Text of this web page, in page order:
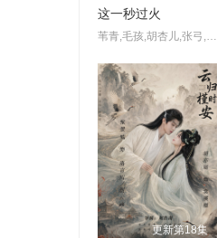
这一秒过火
苇青,毛孩,胡杏儿,张弓,吴莫愁,沙宝亮,王楚然,付辛博,斓曦,金俊秀,康可人,刘令姿,张凌赫,陈欣予,鹿骐,徐振轩,陈东阳,鹤秋,黄博远,王籽苏
更新第18集